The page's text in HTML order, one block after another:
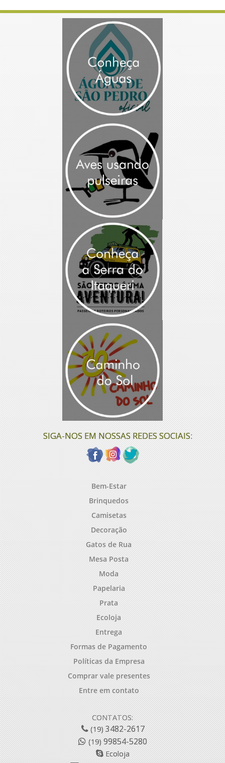
SIGA-NOS EM NOSSAS REDES SOCIAIS:
Bem-Estar
Brinquedos
Camisetas
Decoração
Gatos de Rua
Mesa Posta
Moda
Papelaria
Prata
Ecoloja
Entrega
Formas de Pagamento
Políticas da Empresa
Comprar vale presentes
Entre em contato
CONTATOS:
(19)3482-2617
(19)99854-5280
Ecoloja